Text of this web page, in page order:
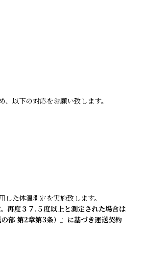
以下の対応をお願い致します。
た体温測定を実施致します。
再度３７.５度以上と測定された場合は
部 第2章第3条）』に基づき運送契約